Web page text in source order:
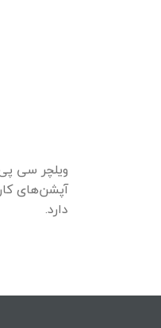
آپشن‌های
دارد.